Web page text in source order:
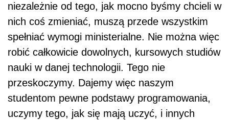
niezależnie od tego, jak mocno byśmy chcieli w
nich coś zmieniać, muszą przede wszystkim
spełniać wymogi ministerialne. Nie można więc
robić całkowicie dowolnych, kursowych studiów
nauki w danej technologii. Tego nie
przeskoczymy. Dajemy więc naszym
studentom pewne podstawy programowania,
uczymy tego, jak się mają uczyć, i innych